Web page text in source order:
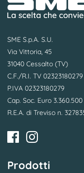
SME S.p.A. S.U.
Via Vittoria, 45
31040 Cessalto (TV)
C.F./R.I. TV 02323180279
P.IVA 02323180279
Cap. Soc. Euro 3.360.500
R.E.A. di Treviso n.
Prodotti